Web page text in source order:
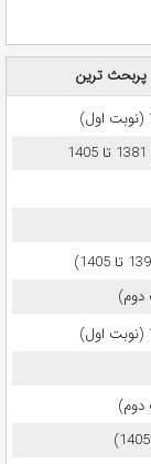
پربحث ترین